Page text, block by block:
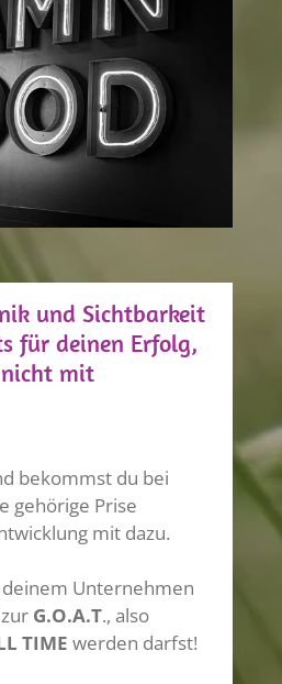
und Sichtbarkeit
für deinen Erfolg,
mit
bekommst du bei
gehörige Prise
mit dazu.
Unternehmen
G.O.A.T., also
TIME werden darfst!